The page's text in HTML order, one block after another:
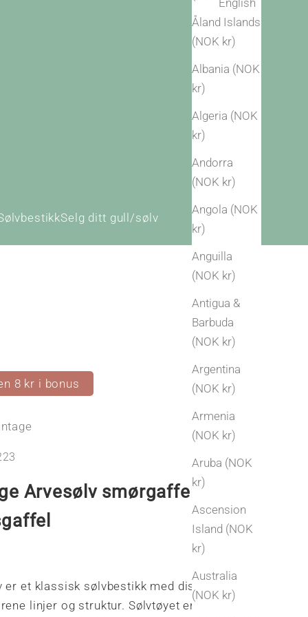
Selg ditt gull/sølv
Åland Islands
(NOK kr)
Albania (NOK
kr)
Algeria (NOK
kr)
Andorra
(NOK kr)
Angola (NOK
kr)
Anguilla
(NOK kr)
Antigua &
Barbuda
(NOK kr)
Argentina
(NOK kr)
Armenia
(NOK kr)
Aruba (NOK
kr)
Ascension
Island (NOK
kr)
Australia
(NOK kr)
English
8 kr i bonus
Arvesølv smørgaffel /
er et klassisk sølvbestikk med diskret dekor i
linjer og struktur. Sølvtøyet er designet av